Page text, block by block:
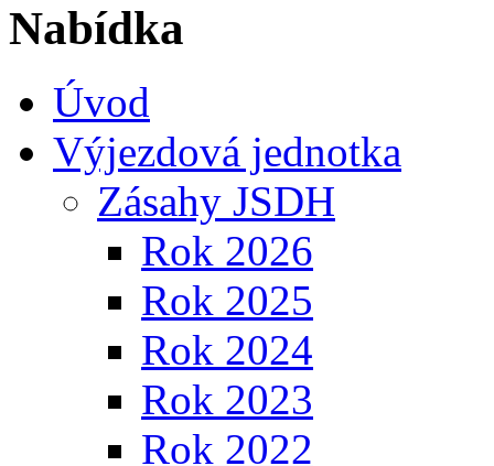
Nabídka
Úvod
Výjezdová jednotka
Zásahy JSDH
Rok 2026
Rok 2025
Rok 2024
Rok 2023
Rok 2022